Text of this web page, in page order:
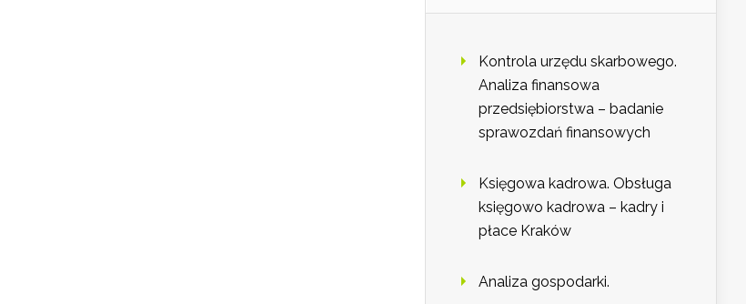
Kontrola urzędu skarbowego.
Analiza finansowa
przedsiębiorstwa – badanie
sprawozdań finansowych
Księgowa kadrowa. Obsługa
księgowo kadrowa – kadry i
płace Kraków
Analiza gospodarki.